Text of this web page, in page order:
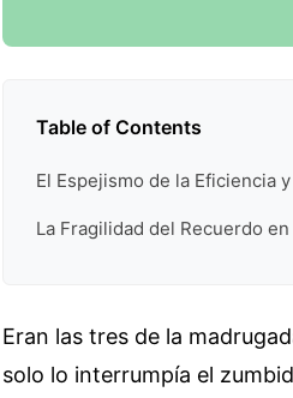
Table of Contents
El Espejismo de la Eficiencia
La Fragilidad del Recuerdo
Eran las tres de la
solo lo interrumpía el